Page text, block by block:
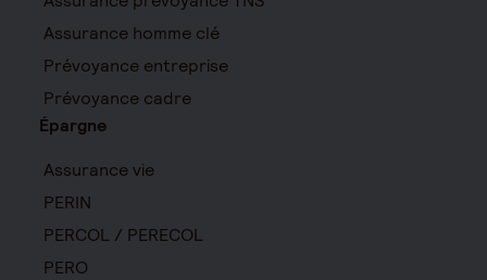
Assurance homme clé
Prévoyance entreprise
Prévoyance cadre
Épargne
Assurance vie
PERIN
PERCOL / PERECOL
PERO